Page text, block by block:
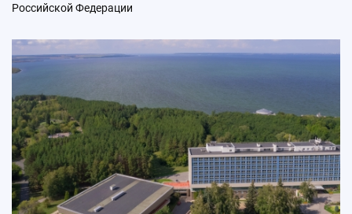
Российской Федерации